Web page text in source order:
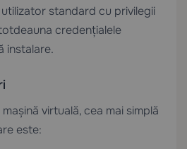
standard cu privilegii
credențialele
instalare.
virtuală, cea mai simplă
este: